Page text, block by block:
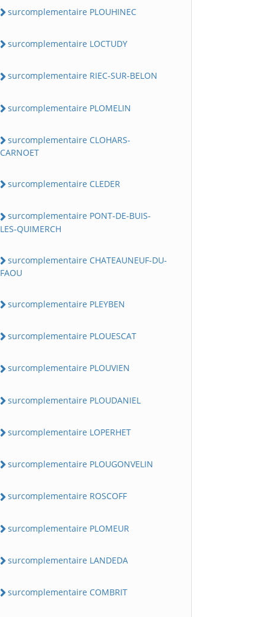
surcomplementaire PLOUHINEC
surcomplementaire LOCTUDY
surcomplementaire RIEC-SUR-BELON
surcomplementaire PLOMELIN
surcomplementaire CLOHARS-
CARNOET
surcomplementaire CLEDER
surcomplementaire PONT-DE-BUIS-
LES-QUIMERCH
surcomplementaire CHATEAUNEUF-DU-
FAOU
surcomplementaire PLEYBEN
surcomplementaire PLOUESCAT
surcomplementaire PLOUVIEN
surcomplementaire PLOUDANIEL
surcomplementaire LOPERHET
surcomplementaire PLOUGONVELIN
surcomplementaire ROSCOFF
surcomplementaire PLOMEUR
surcomplementaire LANDEDA
surcomplementaire COMBRIT